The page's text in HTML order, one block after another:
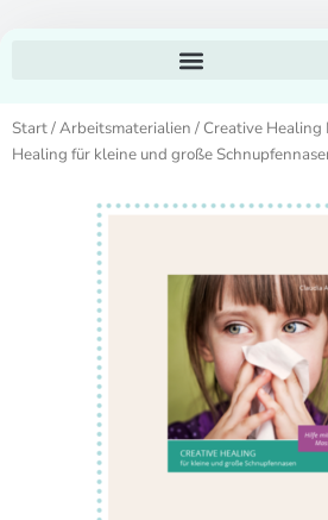
Start/Arbeitsmaterialien / Creative Healing
Healing für kleine und große